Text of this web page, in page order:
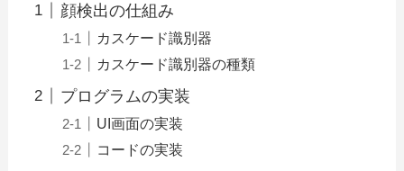
顔検出の仕組み
カスケード識別器
カスケード識別器の種類
プログラムの実装
UI画面の実装
コードの実装